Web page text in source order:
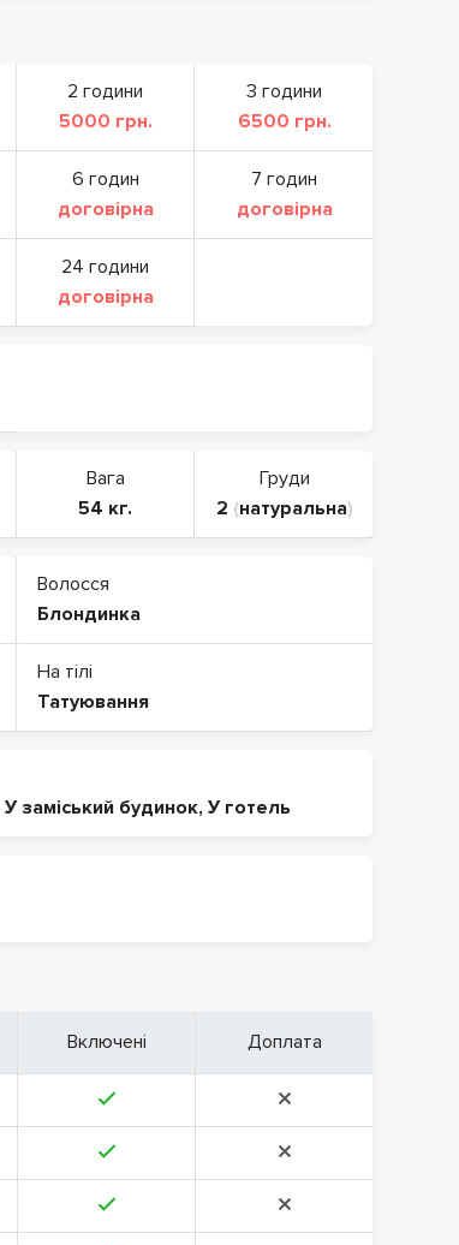
2 години
5000 грн.
3 години
6500 грн.
6 годин
договірна
7 годин
договірна
24 години
договірна
Вага
54 кг.
Груди
2 (натуральна)
Волосся
Блондинка
На тілі
Татуювання
У заміський будинок, У готель
Включені Доплата